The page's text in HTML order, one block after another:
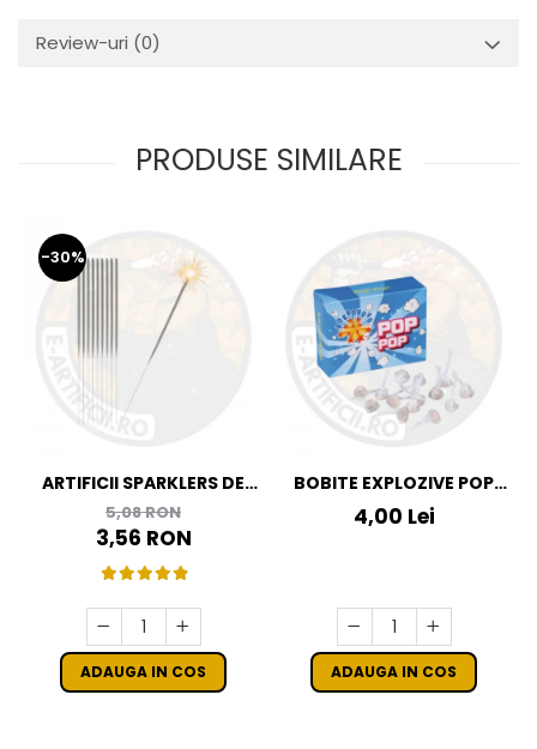
Review-uri (0)
PRODUSE SIMILARE
-30%
ARTIFICII SPARKLERS DE
MANA - STELUTE DE BRAD
16 CM - SET 10 BUC
5,08 RON
3,56 RON
ADAUGA IN COS
BOBITE EXPLOZIVE POP
POP
4,00 Lei
ADAUGA IN COS